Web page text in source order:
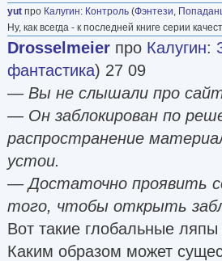
yut про Калугин: Контроль (Фэнтези,
Ну, как всегда - к последней книге серии
Drosselmeier про Калугин:
фантастика) 27 09
— Вы не слышали про
— Он заблокирован по
распространение
устои.
— Достаточно проявить
того, чтобы открыть
Вот такие глобальные
Каким образом может